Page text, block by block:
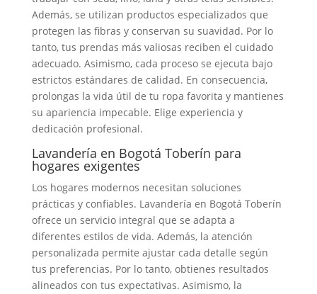
Además, se utilizan productos especializados que
protegen las fibras y conservan su suavidad. Por lo
tanto, tus prendas más valiosas reciben el cuidado
adecuado. Asimismo, cada proceso se ejecuta bajo
estrictos estándares de calidad. En consecuencia,
prolongas la vida útil de tu ropa favorita y mantienes
su apariencia impecable. Elige experiencia y
dedicación profesional.
Lavandería en Bogotá Toberín para
hogares exigentes
Los hogares modernos necesitan soluciones
prácticas y confiables. Lavandería en Bogotá Toberín
ofrece un servicio integral que se adapta a
diferentes estilos de vida. Además, la atención
personalizada permite ajustar cada detalle según
tus preferencias. Por lo tanto, obtienes resultados
alineados con tus expectativas. Asimismo, la